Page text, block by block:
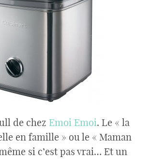
de chez Emoi Emoi. Le « la
en famille » ou le « Maman
si c’est pas vrai… Et un